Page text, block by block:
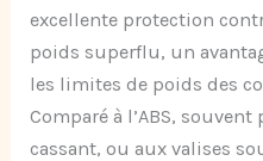
excellente protection
poids superflu, un
les limites de poids des
Comparé à l’ABS,
cassant, ou aux valises